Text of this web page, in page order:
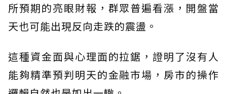
所預期的亮眼財報，群眾普遍看漲，開盤當
天也可能出現反向走跌的震盪。
這種資金面與心理面的拉鋸，證明了沒有人
能夠精準預判明天的金融市場，房市的操作